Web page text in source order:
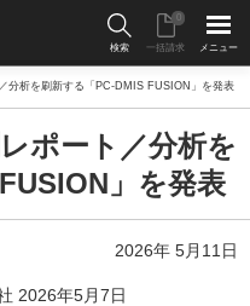
検索 一括請求
0
メニュー
分析を刷新する「PC‑DMIS FUSION」を発表
ポート／分析を
」を発表
2026年 5月11日
2026年5月7日